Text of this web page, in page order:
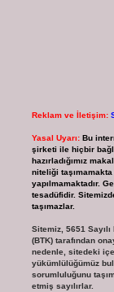
Reklam ve İletişim:
Yasal Uyarı: Bu
şirketi ile hiçbir
hazırladığımız
niteliği
yapılmamaktadır.
tesadüfidir.
taşımazlar.
Sitemiz, 5651
(BTK) tarafından
nedenle, sitedeki
yükümlülüğümüz
sorumluluğunu
etmiş sayılırlar.